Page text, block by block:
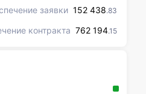
заявки 152 438.83
контракта 762 194.15